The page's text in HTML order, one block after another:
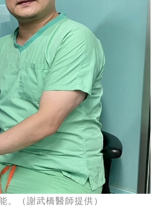
（謝武橋醫師提供）